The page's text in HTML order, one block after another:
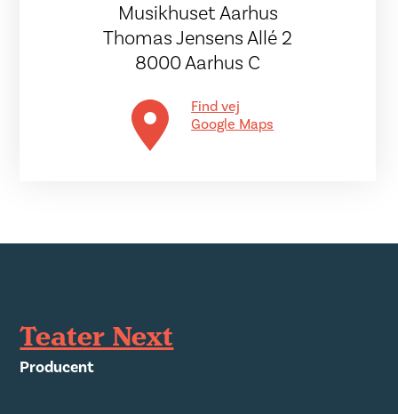
Musikhuset Aarhus
Thomas Jensens Allé 2
8000 Aarhus C
Find vej
Google Maps
Teater Next
Producent